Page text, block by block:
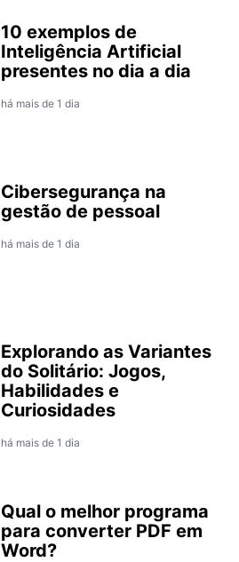
10 exemplos de
Inteligência Artificial
presentes no dia a dia
há mais de 1 dia
Cibersegurança na
gestão de pessoal
há mais de 1 dia
Explorando as Variantes
do Solitário: Jogos,
Habilidades e
Curiosidades
há mais de 1 dia
Qual o melhor programa
para converter PDF em
Word?